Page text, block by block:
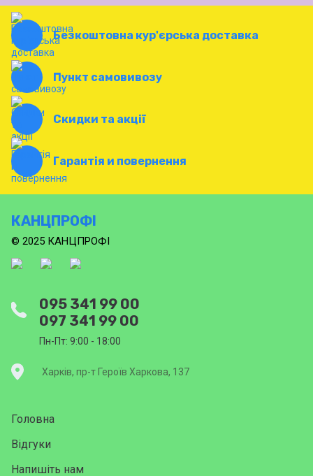
Безкоштовна кур'єрська доставка
Пункт самовивозу
Скидки та акції
Гарантія и повернення
КАНЦПРОФІ
© 2025 КАНЦПРОФІ
095 341 99 00
097 341 99 00
Пн-Пт: 9:00 - 18:00
Харків, пр-т Героїв Харкова, 137
Головна
Відгуки
Напишіть нам